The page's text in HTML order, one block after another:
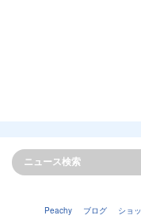
Peachy ブログ ショ